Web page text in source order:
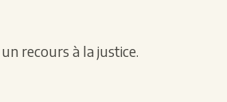
recours à la justice.